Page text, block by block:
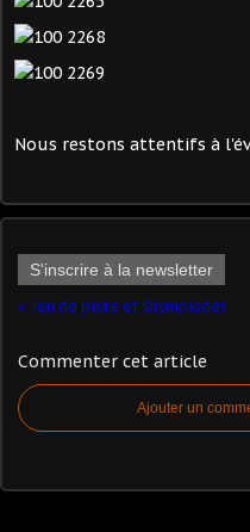
Nous restons attentifs à
S'inscrire à la newsletter
Jeu de piste et Olympiades
Commenter cet article
Ajouter un